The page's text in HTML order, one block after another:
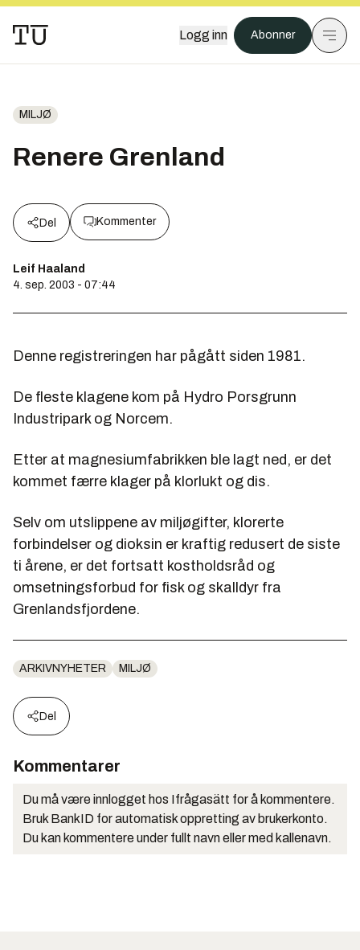
Logg inn Abonner
MILJØ
Renere Grenland
Del Kommenter
Leif Haaland
4. sep. 2003 - 07:44
Denne registreringen har pågått siden 1981.
De fleste klagene kom på Hydro Porsgrunn
Industripark og Norcem.
Etter at magnesiumfabrikken ble lagt ned, er det
kommet færre klager på klorlukt og dis.
Selv om utslippene av miljøgifter, klorerte
forbindelser og dioksin er kraftig redusert de siste
ti årene, er det fortsatt kostholdsråd og
omsetningsforbud for fisk og skalldyr fra
Grenlandsfjordene.
ARKIVNYHETER MILJØ
Del
Kommentarer
Du må være innlogget hos Ifrågasätt for å kommentere.
Bruk BankID for automatisk oppretting av brukerkonto.
Du kan kommentere under fullt navn eller med kallenavn.